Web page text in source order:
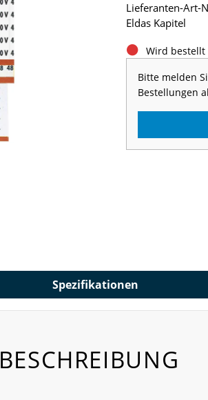
Wird bestellt
Bitte melden
Bestellungen
Lieferanten-Art-
Eldas Kapitel
Spezifikationen
BESCHREIBUNG